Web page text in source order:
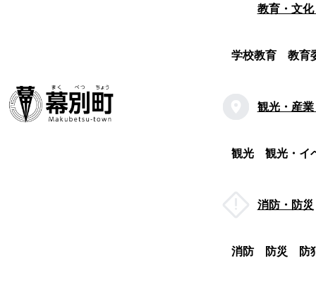
教育・文
学校教育 教育
観光・産
観光 観光・イ
消防・防災
消防 防災 防